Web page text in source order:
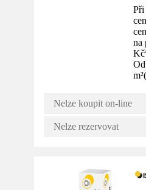
Při
na
Kč
m²
Nelze koupit on-line
Nelze rezervovat